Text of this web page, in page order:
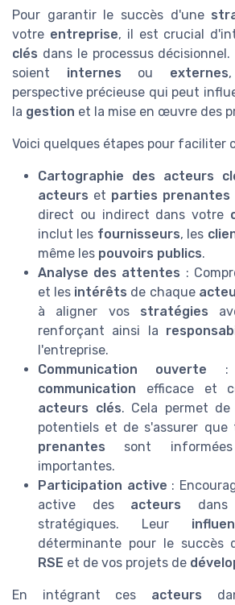
Pour garantir le succès d'une
votre entreprise, il est crucial
clés dans le processus
soient internes ou externes
perspective précieuse qui peut
la gestion et la mise en œuvre des
Voici quelques étapes pour faciliter
Cartographie des acteurs
acteurs et parties prenantes
direct ou indirect dans votre
inclut les fournisseurs, les
même les pouvoirs publics.
Analyse des attentes :
et les intérêts de chaque
à aligner vos stratégies
renforçant ainsi la
l'entreprise.
Communication ouverte :
communication efficace et
acteurs clés. Cela permet
potentiels et de s'assurer que
prenantes sont
importantes.
Participation active :
active des acteurs dans
stratégiques. Leur
déterminante pour le succès
RSE et de vos projets de
En intégrant ces acteurs